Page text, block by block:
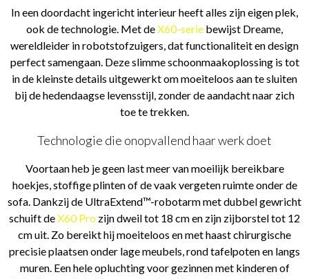
In een doordacht ingericht interieur heeft alles zijn eigen plek,
ook de technologie. Met deX60-serie bewijst Dreame,
wereldleider in robotstofzuigers, dat functionaliteit en design
perfect samengaan. Deze slimme schoonmaakoplossing is tot
in de kleinste details uitgewerkt om moeiteloos aan te sluiten
bij de hedendaagse levensstijl, zonder de aandacht naar zich
toe te trekken.
Technologie die onopvallend haar werk doet
Voortaan heb je geen last meer van moeilijk bereikbare
hoekjes, stoffige plinten of de vaak vergeten ruimte onder de
sofa. Dankzij de UltraExtend™-robotarm met dubbel gewricht
schuift deX60 Pro zijn dweil tot 18 cm en zijn zijborstel tot 12
cm uit. Zo bereikt hij moeiteloos en met haast chirurgische
precisie plaatsen onder lage meubels, rond tafelpoten en langs
muren. Een hele opluchting voor gezinnen met kinderen of